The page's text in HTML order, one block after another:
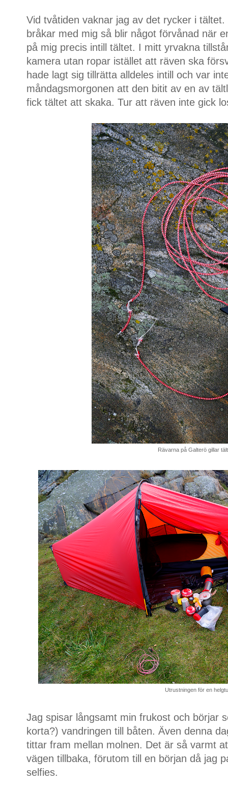
Vid tvåtiden vaknar jag av det rycker i
bråkar med mig så blir något förvånad när
på mig precis intill tältet. I mitt yrvakna
kamera utan ropar istället att räven ska
hade lagt sig tillrätta alldeles intill och var
måndagsmorgonen att den bitit av en av
fick tältet att skaka. Tur att räven inte gick
Rävarna på Galterö gillar
Utrustningen för en
Jag spisar långsamt min frukost och börjar
korta?) vandringen till båten. Även denna
tittar fram mellan molnen. Det är så varmt
vägen tillbaka, förutom till en början då jag
selfies.